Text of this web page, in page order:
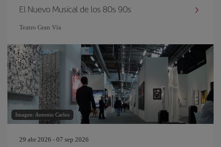
El Nuevo Musical de los 80s 90s
Teatro Gran Vía
Imagen: Antonio Carlos
29 abr 2026 - 07 sep 2026